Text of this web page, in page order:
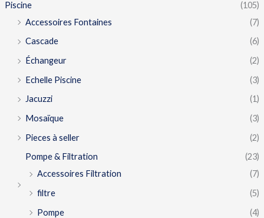
Piscine
(105)
Accessoires Fontaines
(7)
Cascade
(6)
Échangeur
(2)
Echelle Piscine
(3)
Jacuzzi
(1)
Mosaïque
(3)
Pieces à seller
(2)
Pompe & Filtration
(23)
Accessoires Filtration
(7)
filtre
(5)
Pompe
(4)